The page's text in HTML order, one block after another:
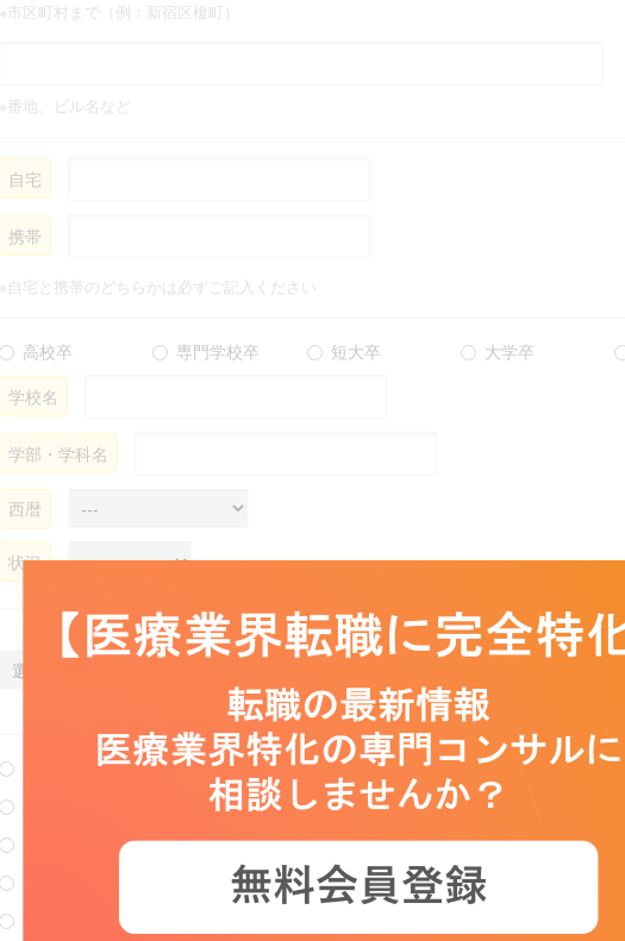
※市区町村まで（例：新宿区榎町）
※番地、ビル名など
自宅
携帯
※自宅と携帯のどちらかは必ずご記入ください
高校卒 専門学校卒 短大卒
大学卒
学校名
学部・学科名
西暦
状況
医療機器メーカー
医療機器ディーラ
診断薬・診断機器メーカー
製薬メーカー（先
製薬メーカー（後発）
その他（再生医療
輸入商社